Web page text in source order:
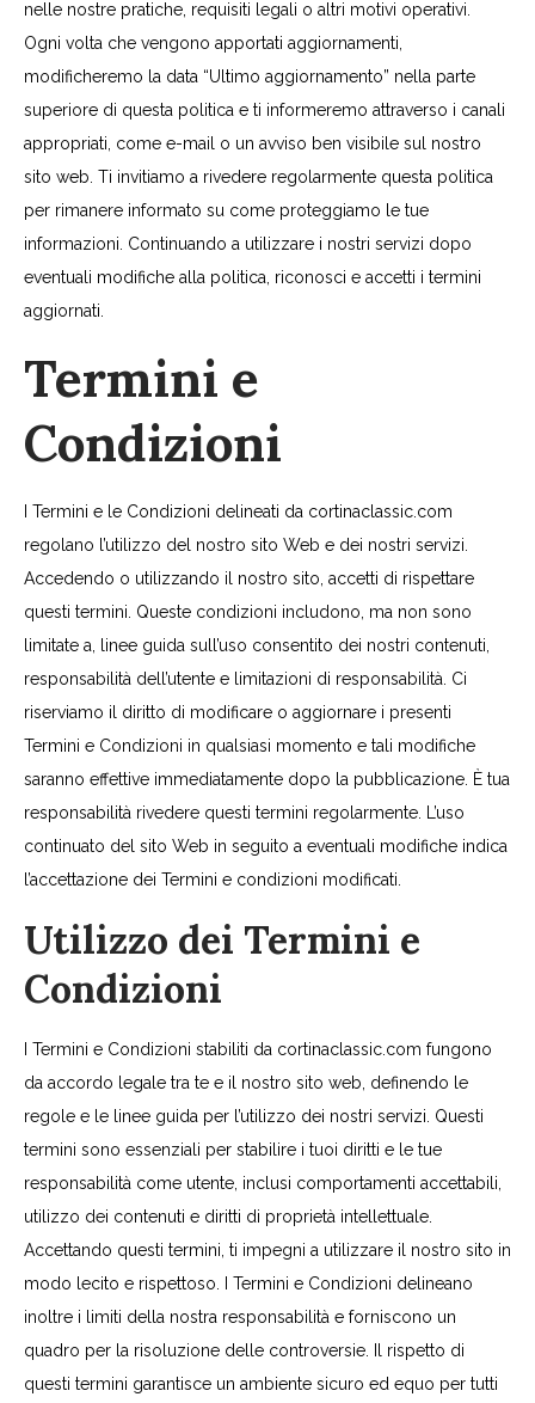
nelle nostre pratiche, requisiti legali o altri motivi operativi.
Ogni volta che vengono apportati aggiornamenti,
modificheremo la data “Ultimo aggiornamento” nella parte
superiore di questa politica e ti informeremo attraverso i canali
appropriati, come e-mail o un avviso ben visibile sul nostro
sito web. Ti invitiamo a rivedere regolarmente questa politica
per rimanere informato su come proteggiamo le tue
informazioni. Continuando a utilizzare i nostri servizi dopo
eventuali modifiche alla politica, riconosci e accetti i termini
aggiornati.
Termini e
Condizioni
I Termini e le Condizioni delineati da cortinaclassic.com
regolano l’utilizzo del nostro sito Web e dei nostri servizi.
Accedendo o utilizzando il nostro sito, accetti di rispettare
questi termini. Queste condizioni includono, ma non sono
limitate a, linee guida sull’uso consentito dei nostri contenuti,
responsabilità dell’utente e limitazioni di responsabilità. Ci
riserviamo il diritto di modificare o aggiornare i presenti
Termini e Condizioni in qualsiasi momento e tali modifiche
saranno effettive immediatamente dopo la pubblicazione. È tua
responsabilità rivedere questi termini regolarmente. L’uso
continuato del sito Web in seguito a eventuali modifiche indica
l’accettazione dei Termini e condizioni modificati.
Utilizzo dei Termini e
Condizioni
I Termini e Condizioni stabiliti da cortinaclassic.com fungono
da accordo legale tra te e il nostro sito web, definendo le
regole e le linee guida per l’utilizzo dei nostri servizi. Questi
termini sono essenziali per stabilire i tuoi diritti e le tue
responsabilità come utente, inclusi comportamenti accettabili,
utilizzo dei contenuti e diritti di proprietà intellettuale.
Accettando questi termini, ti impegni a utilizzare il nostro sito in
modo lecito e rispettoso. I Termini e Condizioni delineano
inoltre i limiti della nostra responsabilità e forniscono un
quadro per la risoluzione delle controversie. Il rispetto di
questi termini garantisce un ambiente sicuro ed equo per tutti